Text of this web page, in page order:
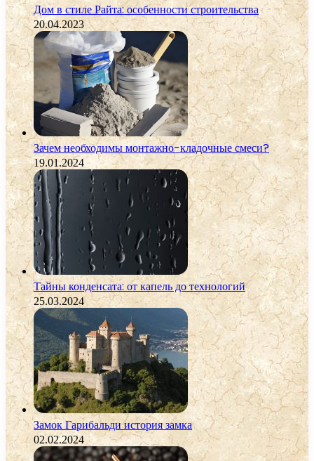
Дом в стиле Райта: особенности строительства
20.04.2023
Зачем необходимы монтажно-кладочные смеси?
19.01.2024
Тайны конденсата: от капель до технологий
25.03.2024
Замок Гарибальди история замка
02.02.2024